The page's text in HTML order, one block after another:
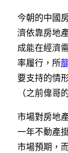
今朝的中國
濟依靠房地
成能在經濟
率履行，所
要支持的情
（之前偉哥
市場對房地
一年不動產
市場預期，